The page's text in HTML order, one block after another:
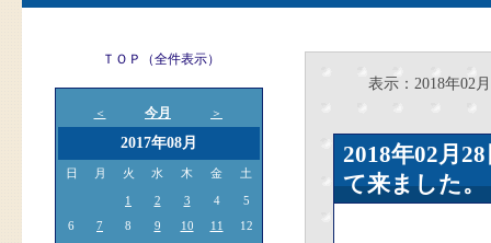
ＴＯＰ（全件表示）
＜ 今月 ＞
2017年08月
日 月 火 水 木 金 土
1 2 3 4
5
6
7 8 9 10 11
12
表示：2018年02月
2018年02
て来ました。